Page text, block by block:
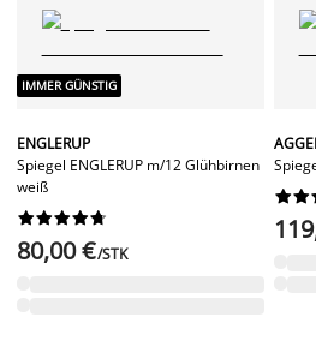
IMMER GÜNSTIG
ENGLERUP
Spiegel ENGLERUP m/12 Glühbirnen
weiß






80,00 €/STK


